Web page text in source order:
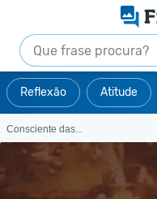
Reflexão Atitude
Consciente das...